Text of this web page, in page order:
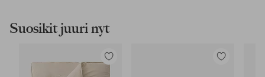
Suosikit juuri nyt
Lisää
Lisää